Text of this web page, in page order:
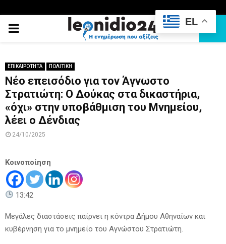
PRIMARY
ΕΠΙΚΑΙΡΟΤΗΤΑ ΠΟΛΙΤΙΚΗ
Νέο επεισόδιο για τον Άγνωστο
Στρατιώτη: Ο Δούκας στα δικαστήρια,
«όχι» στην υποβάθμιση του Μνημείου,
λέει ο Δένδιας
24/10/2025
Κοινοποίηση
13:42
Μεγάλες διαστάσεις παίρνει η κόντρα Δήμου Αθηναίων και
κυβέρνηση για το μνημείο του Αγνώστου Στρατιώτη.
EL